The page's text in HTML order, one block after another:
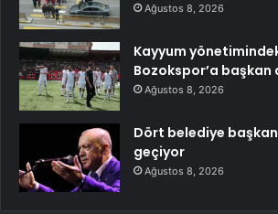
Ağustos 8, 2026
Kayyum
Bozokspor’a başkan
Ağustos 8, 2026
Dört belediye
geçiyor
Ağustos 8, 2026